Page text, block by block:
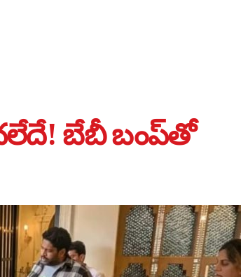
బేబీ బంప్‌తో